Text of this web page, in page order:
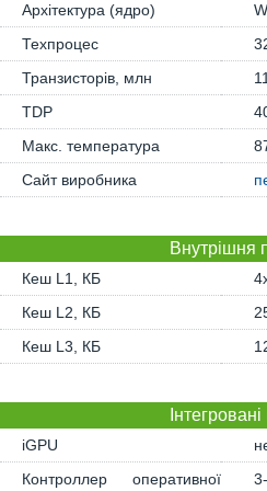
Архітектура (ядро)
Техпроцес
Транзисторів, млн
TDP
Макс. температура
Сайт виробника
Внутрішня
Кеш L1, КБ
Кеш L2, КБ
Кеш L3, КБ
iGPU
Контроллер оперативної